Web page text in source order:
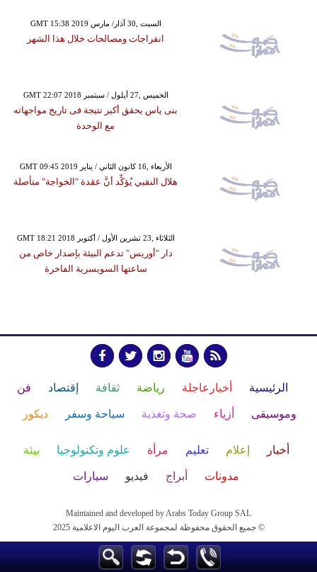
GMT 15:38 2019 السبت ,30 آذار/ مارس
انفراجات ومصالحات خلال هذا الشهر
GMT 22:07 2018 الخميس ,27 أيلول / سبتمبر
بنى ياس يحقق أكبر نتيجة فى تاريخ مواجهاته
مع الوحدة
GMT 09:45 2019 الأربعاء ,16 كانون الثاني / يناير
هلال النقبي يُؤكِّد أنَّ عقدة "الخواجة" متأصلة
GMT 18:21 2018 الثلاثاء ,23 تشرين الأول / أكتوبر
دار "أوريس" تدعم البيئة بإصدار خاص من
ساعتها السويسرية الفاخرة
الرئيسية أخبارعاجلة رياضة ثقافة إقتصاد فن
وموسيقى أزياء صحة وتغذية سياحة وسفر ديكور
أخبار إعلام تعليم مرأة علوم وتكنولوجيا بيئة
مدونات أبراج فيديو سيارات
Maintained and developed by Arabs Today Group SAL
جميع الحقوق محفوظة لمجموعة العرب اليوم الاعلامية 2025 ©